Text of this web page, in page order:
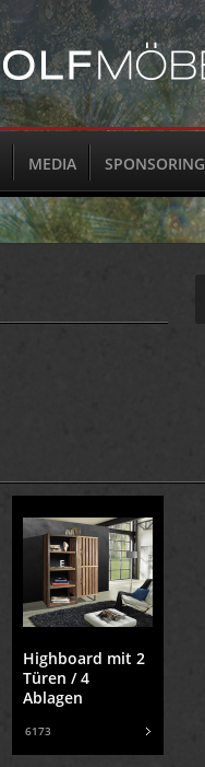
MEDIA SPONSORING
Highboard mit 2
Türen / 4
Ablagen
6173